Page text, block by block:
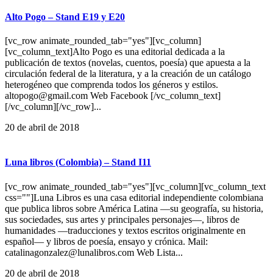
Alto Pogo – Stand E19 y E20
[vc_row animate_rounded_tab="yes"][vc_column]
[vc_column_text]Alto Pogo es una editorial dedicada a la
publicación de textos (novelas, cuentos, poesía) que apuesta a la
circulación federal de la literatura, y a la creación de un catálogo
heterogéneo que comprenda todos los géneros y estilos.
altopogo@gmail.com Web Facebook [/vc_column_text]
[/vc_column][/vc_row]...
20 de abril de 2018
Luna libros (Colombia) – Stand I11
[vc_row animate_rounded_tab="yes"][vc_column][vc_column_text
css=""]Luna Libros es una casa editorial independiente colombiana
que publica libros sobre América Latina —su geografía, su historia,
sus sociedades, sus artes y principales personajes—, libros de
humanidades —traducciones y textos escritos originalmente en
español— y libros de poesía, ensayo y crónica. Mail:
catalinagonzalez@lunalibros.com Web Lista...
20 de abril de 2018